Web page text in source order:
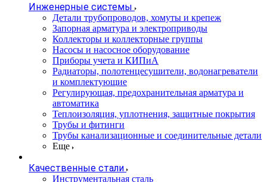
Инженерные системы
Детали трубопроводов, хомуты и крепеж
Запорная арматура и электроприводы
Коллекторы и коллекторные группы
Насосы и насосное оборудование
Приборы учета и КИПиА
Радиаторы, полотенцесушители, водонагреватели
и комплектующие
Регулирующая, предохранительная арматура и
автоматика
Теплоизоляция, уплотнения, защитные покрытия
Трубы и фитинги
Трубы канализационные и соединительные детали
Еще
Качественные стали
Инструментальная сталь